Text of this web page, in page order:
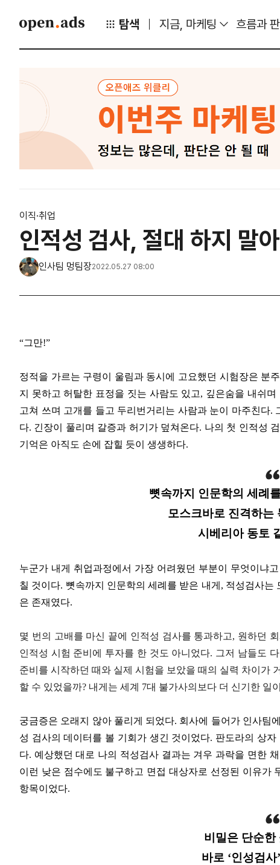
탐색 지금, 마케팅 흐름과
이직·취업
인적성 검사, 절대 하지 말
인사팀 멍팀장2022.05.27 08:00
“그만!”
정적을 가르는 구령이 울림과 동시에 고요했던 시험장은 분
지 못하고 허탈한 표정을 짓는 사람도 있고, 깊은숨을 내쉬
고쳐 쓰며 고개를 들고 두리번거리는 사람과 눈이 마주친다
다. 긴장이 풀리며 갈증과 허기가 덮쳐온다. 나의 첫 인적성
기억은 아직도 손에 잡힐 듯이 생생하다.
뼛속까지 인문학의 세례
모스크바로 진격하는
시베리아 동토
누군가 내게 취업과정에서 가장 어려웠던 부분이 무엇이냐
칠 것이다. 뼛속까지 인문학의 세례를 받은 내게, 적성검사
은 존재였다.
몇 번의 고배를 마신 끝에 인적성 검사를 통과하고, 원하던
인적성 시험 준비에 투자를 한 것도 아니었다. 그저 남들도
준비를 시작하던 때와 실제 시험을 보았을 때의 실력 차이가
할 수 있었을까? 내게는 세계 7대 불가사의보다 더 신기한 일
궁금증은 오래지 않아 풀리게 되었다. 회사에 들어가 인사팀
성 검사의 데이터를 볼 기회가 생긴 것이었다. 판도라의 상
다. 예상했던 대로 나의 적성검사 결과는 겨우 과락을 면한
이런 낮은 점수에도 불구하고 면접 대상자로 선정된 이유가
항목이었다.
비밀은 단순한
바로 ‘인성검